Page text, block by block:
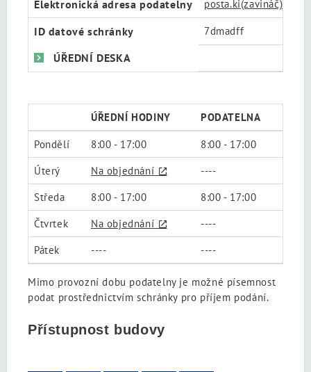
Elektronická adresa podatelny
ID datové schránky 7dmadff
ÚŘEDNÍ DESKA
ÚŘEDNÍ HODINY PODATELNA
Pondělí 8:00 - 17:00
8:00 - 17:00
Úterý
Na objednání
----
Středa
8:00 - 17:00
8:00 - 17:00
Čtvrtek
Na objednání
----
Pátek
---- ----
Mimo provozní dobu podatelny je možné písemnost
podat prostřednictvím schránky pro příjem podání.
Přístupnost budovy